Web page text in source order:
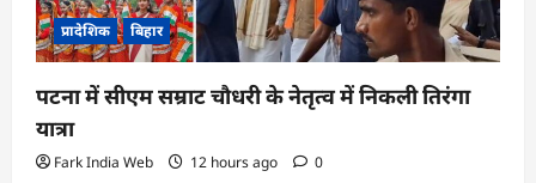
o
n
प्रादेशिक बिहार
पटना में सीएम सम्राट चौधरी के नेतृत्व में निकली तिरंगा
यात्रा
Fark India Web 12 hours ago 0